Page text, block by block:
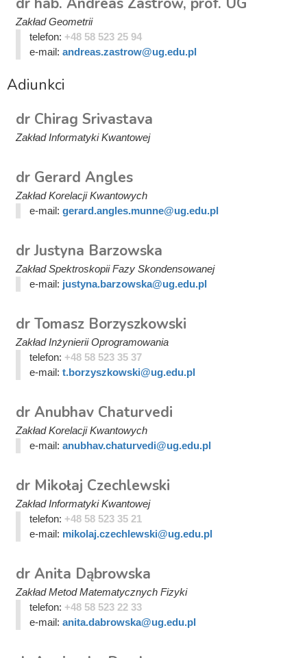
Zakład Geometrii
telefon: +48 58 523 25 94
e-mail: andreas.zastrow@ug.edu.pl
Adiunkci
dr Chirag Srivastava
Zakład Informatyki Kwantowej
dr Gerard Angles
Zakład Korelacji Kwantowych
e-mail: gerard.angles.munne@ug.edu.pl
dr Justyna Barzowska
Zakład Spektroskopii Fazy Skondensowanej
e-mail: justyna.barzowska@ug.edu.pl
dr Tomasz Borzyszkowski
Zakład Inżynierii Oprogramowania
telefon: +48 58 523 35 37
e-mail: t.borzyszkowski@ug.edu.pl
dr Anubhav Chaturvedi
Zakład Korelacji Kwantowych
e-mail: anubhav.chaturvedi@ug.edu.pl
dr Mikołaj Czechlewski
Zakład Informatyki Kwantowej
telefon: +48 58 523 35 21
e-mail: mikolaj.czechlewski@ug.edu.pl
dr Anita Dąbrowska
Zakład Metod Matematycznych Fizyki
telefon: +48 58 523 22 33
e-mail: anita.dabrowska@ug.edu.pl